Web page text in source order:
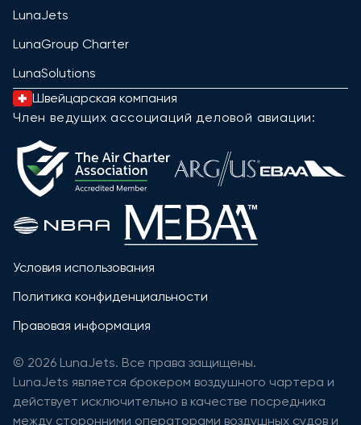
LunaJets
LunaGroup Charter
LunaSolutions
Швейцарская компания
Член ведущих ассоциаций деловой авиации:
Условия использования
Политика конфиденциальности
Правовая информация
© 2026 LunaJets. Все права защищены.
LunaJets является брокером воздушного чартера и
действует исключительно в качестве посредника
между сторонними операторами воздушных судов и